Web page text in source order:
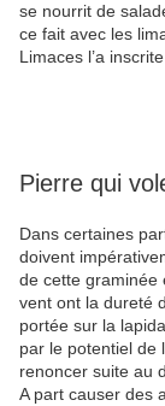
se nourrit de
ce fait avec les
Limaces l’a
Pierre qui
Dans certaines
doivent
de cette graminée
vent ont la dureté
portée sur la
par le potentiel de
renoncer suite au
A part causer des